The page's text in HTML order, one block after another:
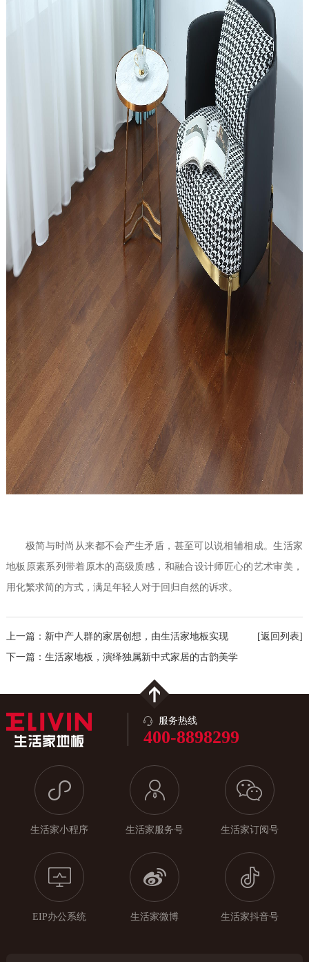
极简与时尚从来都不会产生矛盾，甚至可以说相辅相成。生活家
地板原素系列带着原木的高级质感，和融合设计师匠心的艺术审美，
用化繁求简的方式，满足年轻人对于回归自然的诉求。
[返回列表]
上一篇：新中产人群的家居创想，由生活家地板实现
下一篇：生活家地板，演绎独属新中式家居的古韵美学
服务热线
400-8898299
生活家小程序 生活家服务号 生活家订阅号
EIP办公系统 生活家微博 生活家抖音号